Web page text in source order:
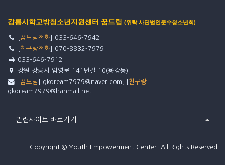
강릉시학교밖청소년지원센터 꿈드림 (위탁 사단법인문수청소년회)
[꿈드림전화] 033-646-7942
[친구랑전화] 070-8832-7979
033-646-7912
강원 강릉시 임영로 141번길 10(용강동)
[꿈드림] gkdream7979@naver.com, [친구랑]
gkdream7979@hanmail.net
관련사이트 바로가기
Copyright © Youth Empowerment Center. All Rights Reserved